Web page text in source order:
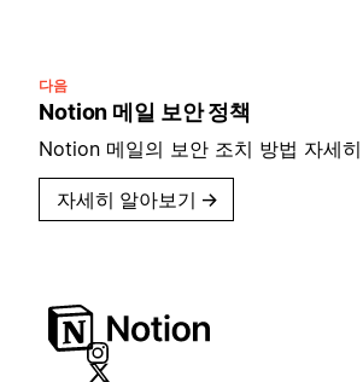
다음
Notion 메일 보안 정책
Notion 메일의 보안 조치 방법 자세
자세히 알아보기 →